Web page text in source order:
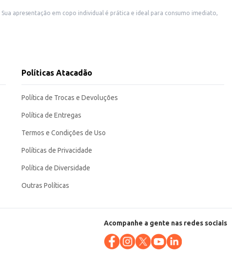
Políticas Atacadão
Política de Trocas e Devoluções
Política de Entregas
Termos e Condições de Uso
Políticas de Privacidade
Política de Diversidade
Outras Políticas
Acompanhe a gente nas redes sociais